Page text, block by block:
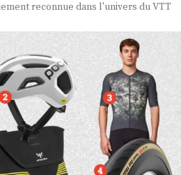
reconnue dans l'univers du VTT